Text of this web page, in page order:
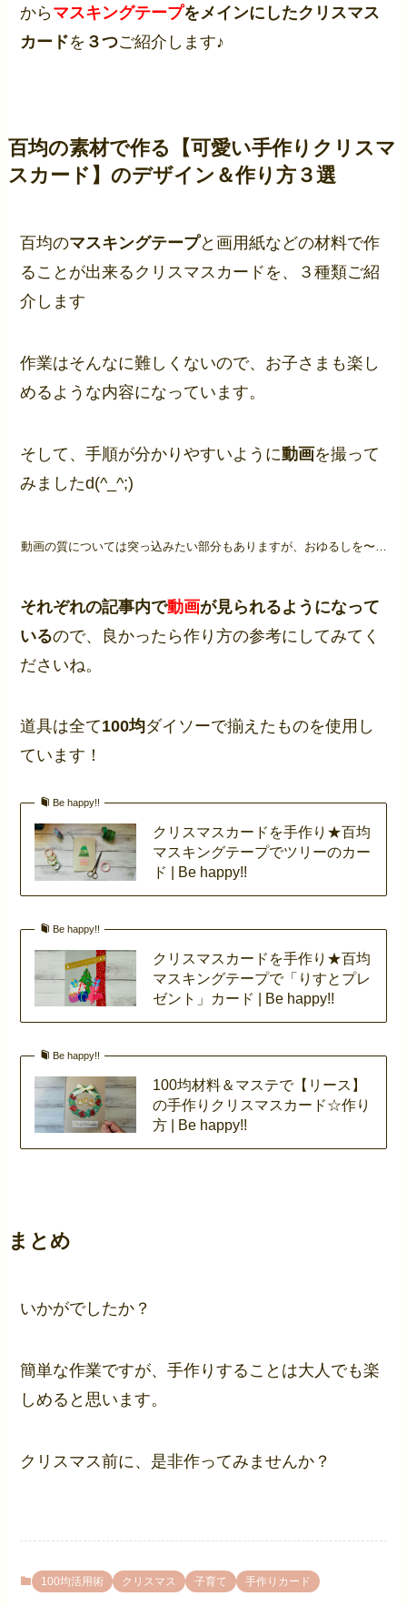
からマスキングテープをメインにしたクリスマス
カードを ３つご紹介します♪
百均の素材で作る【可愛い手作りクリスマ
スカード】のデザイン＆作り方３選
百均のマスキングテープと画用紙などの材料で作
ることが出来るクリスマスカードを、３種類ご紹
介します
作業はそんなに難しくないので、お子さまも楽し
めるような内容になっています。
そして、手順が分かりやすいように動画を撮って
みましたd(^_^;)
動画の質については突っ込みたい部分もありますが、おゆるしを〜…
それぞれの記事内で動画が見られるようになって
いるので、良かったら作り方の参考にしてみてく
ださいね。
道具は全て100均ダイソーで揃えたものを使用し
ています！
Be happy!!
クリスマスカードを手作り★百均
マスキングテープでツリーのカー
ド | Be happy!!
Be happy!!
クリスマスカードを手作り★百均
マスキングテープで「りすとプレ
ゼント」カード | Be happy!!
Be happy!!
100均材料＆マステで【リース】
の手作りクリスマスカード☆作り
方 | Be happy!!
まとめ
いかがでしたか？
簡単な作業ですが、手作りすることは大人でも楽
しめると思います。
クリスマス前に、是非作ってみませんか？
100均活用術 クリスマス 子育て 手作りカード